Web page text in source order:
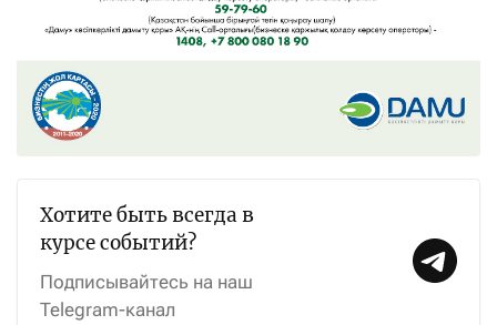
Хотите быть всегда в
курсе событий?
Подписывайтесь на наш
Telegram-канал